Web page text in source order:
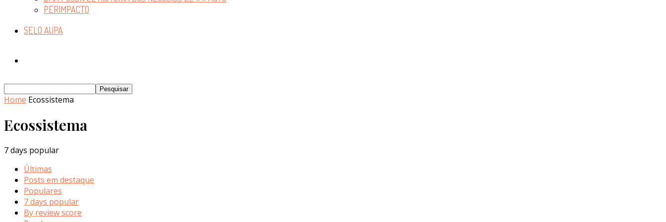
PERIMPACTO
SELO AUPA
Home Ecossistema
Ecossistema
7 days popular
Últimas
Posts em destaque
Populares
7 days popular
By review score